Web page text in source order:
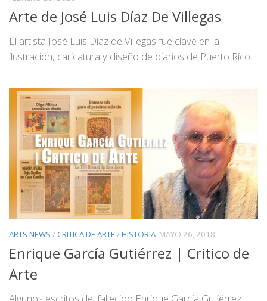
Arte de José Luis Díaz De Villegas
El artista José Luis Díaz de Villegas fue clave en la
ilustración, caricatura y diseño de diarios de Puerto Rico
ARTS NEWS /CRITICA DE ARTE /HISTORIA MAYO 26, 2018
Enrique García Gutiérrez | Critico de
Arte
Algunos escritos del fallecido Enrique García Gutiérrez